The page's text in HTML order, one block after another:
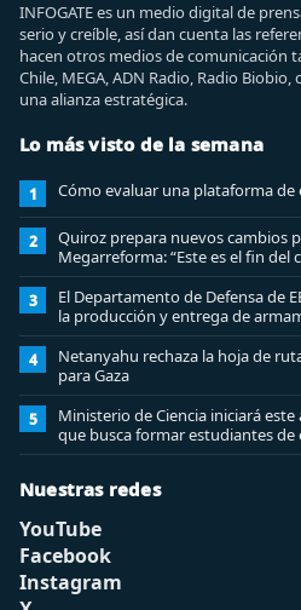
INFOGATE es un medio digital de
serio y creíble, así dan cuenta las
hacen otros medios de comunicación
Chile, MEGA, ADN Radio, Radio
una alianza estratégica.
Lo más visto de la semana
1 Cómo evaluar una plataforma
2
Quiroz prepara nuevos cambios
Megarreforma: “Este es el fin del
3
El Departamento de Defensa de
la producción y entrega de
4
Netanyahu rechaza la hoja de
para Gaza
5
Ministerio de Ciencia iniciará
que busca formar estudiantes de
ciberseguridad
Nuestras redes
YouTube
Facebook
Instagram